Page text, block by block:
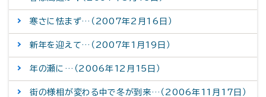
寒さに怯まず…（2007年2月16日）
新年を迎えて…（2007年1月19日）
年の瀬に…（2006年12月15日）
街の様相が変わる中で冬が到来…（2006年11月17日）